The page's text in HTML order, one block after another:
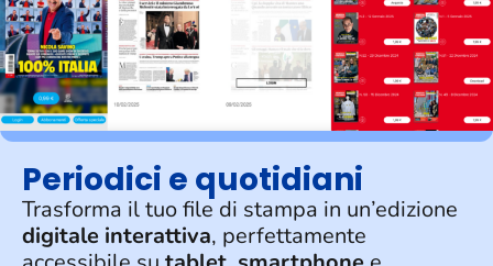
Periodici e quotidiani
Trasforma il tuo file di stampa in un’edizione
digitale interattiva, perfettamente